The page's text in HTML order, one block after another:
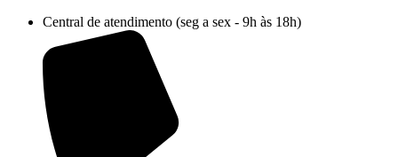
conteúdo
Central de atendimento (seg a sex - 9h às 18h)